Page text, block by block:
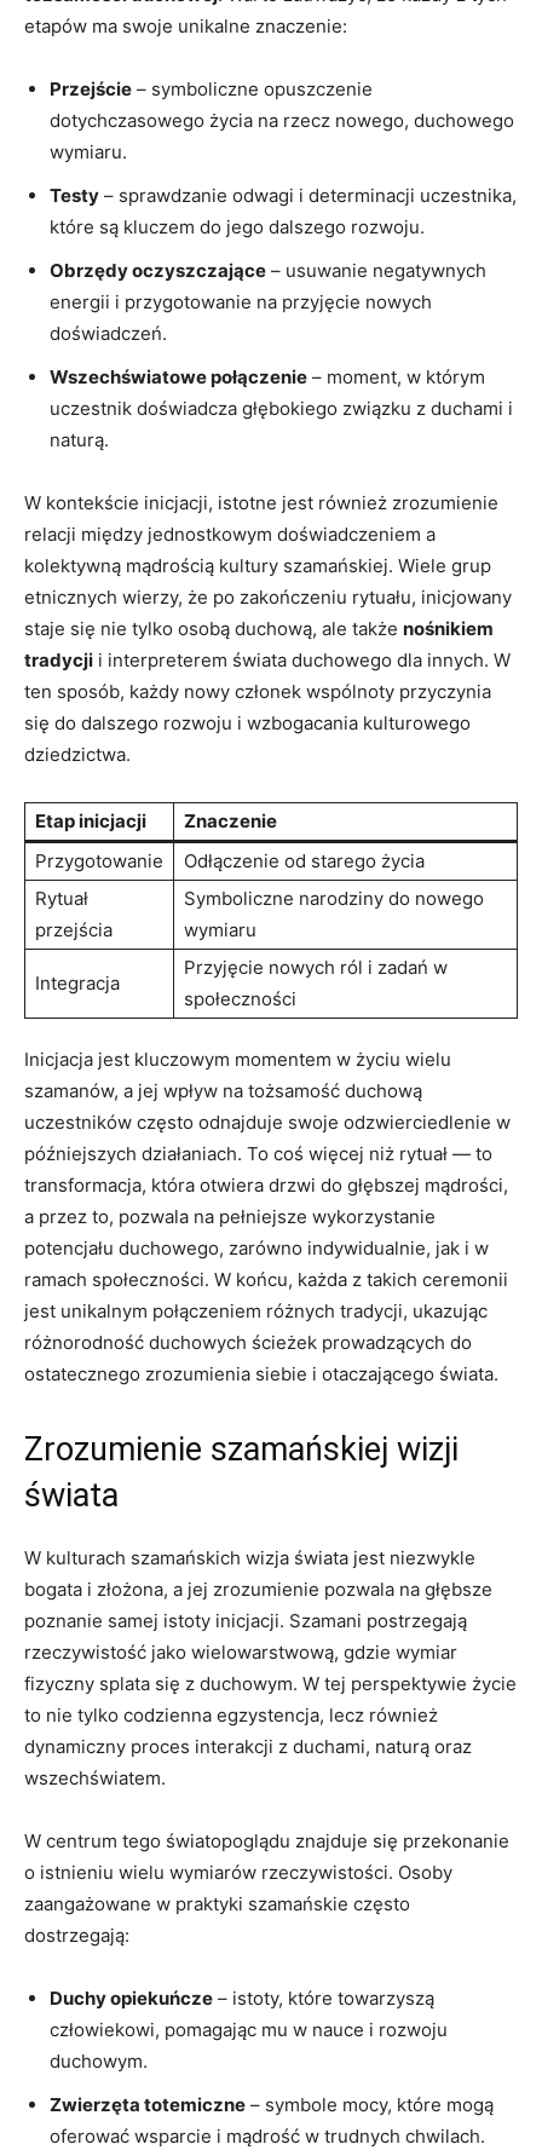
etapów ma swoje unikalne znaczenie:
Przejście – symboliczne opuszczenie
dotychczasowego życia na rzecz nowego, duchowego
wymiaru.
Testy – sprawdzanie odwagi i determinacji uczestnika,
które są kluczem do jego dalszego rozwoju.
Obrzędy oczyszczające – usuwanie negatywnych
energii i przygotowanie na przyjęcie nowych
doświadczeń.
Wszechświatowe połączenie – moment, w którym
uczestnik doświadcza głębokiego związku z duchami i
naturą.
W kontekście inicjacji, istotne jest również zrozumienie
relacji między jednostkowym doświadczeniem a
kolektywną mądrością kultury szamańskiej. Wiele grup
etnicznych wierzy, że po zakończeniu rytuału, inicjowany
staje się nie tylko osobą duchową, ale także nośnikiem
tradycji i interpreterem świata duchowego dla innych. W
ten sposób, każdy nowy członek wspólnoty przyczynia
się do dalszego rozwoju i wzbogacania kulturowego
dziedzictwa.
Etap inicjacji
Znaczenie
Przygotowanie
Odłączenie od starego życia
Rytuał
przejścia
Symboliczne narodziny do nowego
wymiaru
Integracja
Przyjęcie nowych ról i zadań w
społeczności
Inicjacja jest kluczowym momentem w życiu wielu
szamanów, a jej wpływ na tożsamość duchową
uczestników często odnajduje swoje odzwierciedlenie w
późniejszych działaniach. To coś więcej niż rytuał — to
transformacja, która otwiera drzwi do głębszej mądrości,
a przez to, pozwala na pełniejsze wykorzystanie
potencjału duchowego, zarówno indywidualnie, jak i w
ramach społeczności. W końcu, każda z takich ceremonii
jest unikalnym połączeniem różnych tradycji, ukazując
różnorodność duchowych ścieżek prowadzących do
ostatecznego zrozumienia siebie i otaczającego świata.
Zrozumienie szamańskiej wizji
świata
W kulturach szamańskich wizja świata jest niezwykle
bogata i złożona, a jej zrozumienie pozwala na głębsze
poznanie samej istoty inicjacji. Szamani postrzegają
rzeczywistość jako wielowarstwową, gdzie wymiar
fizyczny splata się z duchowym. W tej perspektywie życie
to nie tylko codzienna egzystencja, lecz również
dynamiczny proces interakcji z duchami, naturą oraz
wszechświatem.
W centrum tego światopoglądu znajduje się przekonanie
o istnieniu wielu wymiarów rzeczywistości. Osoby
zaangażowane w praktyki szamańskie często
dostrzegają:
Duchy opiekuńcze – istoty, które towarzyszą
człowiekowi, pomagając mu w nauce i rozwoju
duchowym.
Zwierzęta totemiczne – symbole mocy, które mogą
oferować wsparcie i mądrość w trudnych chwilach.